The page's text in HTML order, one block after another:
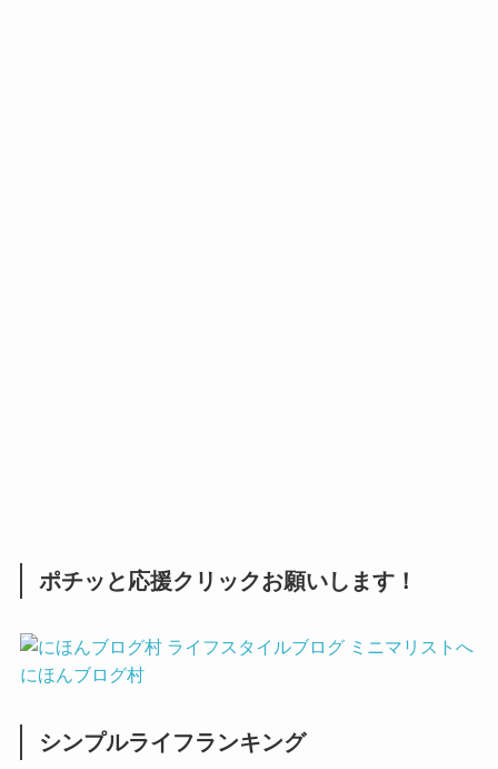
ポチッと応援クリックお願いします！
にほんブログ村
シンプルライフランキング